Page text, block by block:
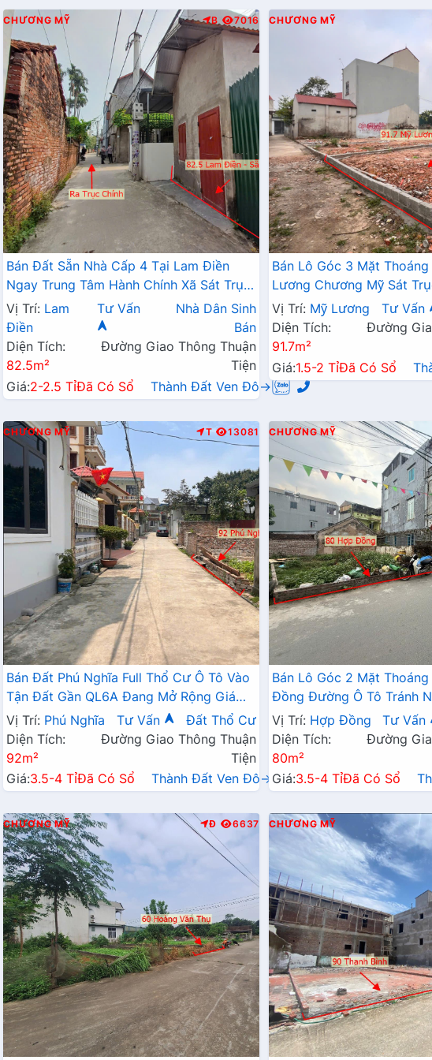
CHƯƠNG MỸ B 7016
Bán Đất Sẵn Nhà Cấp 4 Tại Lam Điền
Ngay Trung Tâm Hành Chính Xã Sát Trục
Kinh Doanh Giá Chỉ Hơn 2 Tỷ
Vị Trí: Lam
Điền
Tư Vấn
Nhà Dân Sinh
Bán
Diện Tích:
82.5m²
Đường Giao Thông Thuận
Tiện
Giá:2-2.5 TỉĐã Có Sổ Thành Đất Ven Đô→
CHƯƠNG MỸ
Bán Lô Góc 3 Mặt Thoáng
Lương Chương Mỹ Sát
Đất Phân Lô Mỹ Lương
Vị Trí: Mỹ Lương Tư Vấn
Diện Tích:
91.7m²
Đường
Giá:1.5-2 TỉĐã Có Sổ
CHƯƠNG MỸ T 13081
Bán Đất Phú Nghĩa Full Thổ Cư Ô Tô Vào
Tận Đất Gần QL6A Đang Mở Rộng Giá
Chỉ Vài Tỷ
Vị Trí: Phú Nghĩa Tư Vấn
Đất Thổ Cư
Diện Tích:
92m²
Đường Giao Thông Thuận
Tiện
Giá:3.5-4 TỉĐã Có Sổ Thành Đất Ven Đô→
CHƯƠNG MỸ
Bán Lô Góc 2 Mặt
Đồng Đường Ô Tô Tránh
Hành Chính Xã Gần
Vị Trí: Hợp Đồng Tư Vấn
Diện Tích:
80m²
Đường
Giá:3.5-4 TỉĐã Có Sổ
CHƯƠNG MỸ Đ 6637 CHƯƠNG MỸ